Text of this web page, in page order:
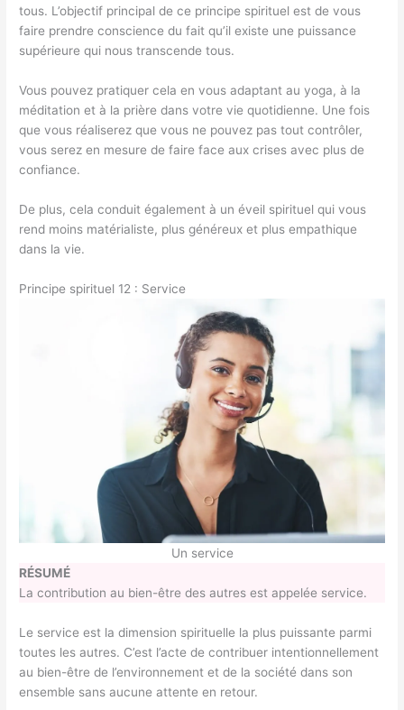
tous. L’objectif principal de ce principe spirituel est de vous
faire prendre conscience du fait qu’il existe une puissance
supérieure qui nous transcende tous.
Vous pouvez pratiquer cela en vous adaptant au yoga, à la
méditation et à la prière dans votre vie quotidienne. Une fois
que vous réaliserez que vous ne pouvez pas tout contrôler,
vous serez en mesure de faire face aux crises avec plus de
confiance.
De plus, cela conduit également à un éveil spirituel qui vous
rend moins matérialiste, plus généreux et plus empathique
dans la vie.
Principe spirituel 12 : Service
Un service
RÉSUMÉ
La contribution au bien-être des autres est appelée service.
Le service est la dimension spirituelle la plus puissante parmi
toutes les autres. C’est l’acte de contribuer intentionnellement
au bien-être de l’environnement et de la société dans son
ensemble sans aucune attente en retour.